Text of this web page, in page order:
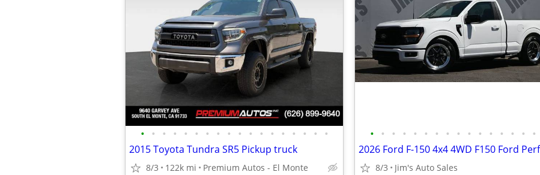
• • • • • • • • • • • • • • • • • •
2015 Toyota Tundra SR5 Pickup truck
8/3 122k mi Premium Autos - El Monte
• • • • • • • • • • • • • • • •
8/3 Jim's Auto Sales